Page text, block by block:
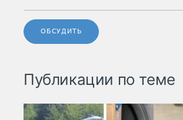
ОБСУДИТЬ
Публикации по теме